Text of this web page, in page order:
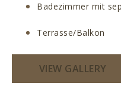
Badezimmer mit
Terrasse/Balkon
VIEW GALLERY